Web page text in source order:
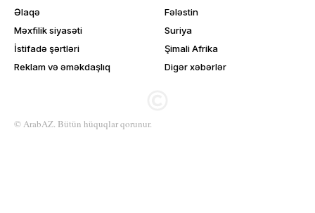
Əlaqə
Məxfilik siyasəti
İstifadə şərtləri
Reklam və əməkdaşlıq
Fələstin
Suriya
Şimali Afrika
Digər xəbərlər
© ArabAZ. Bütün hüquqlar qorunur.